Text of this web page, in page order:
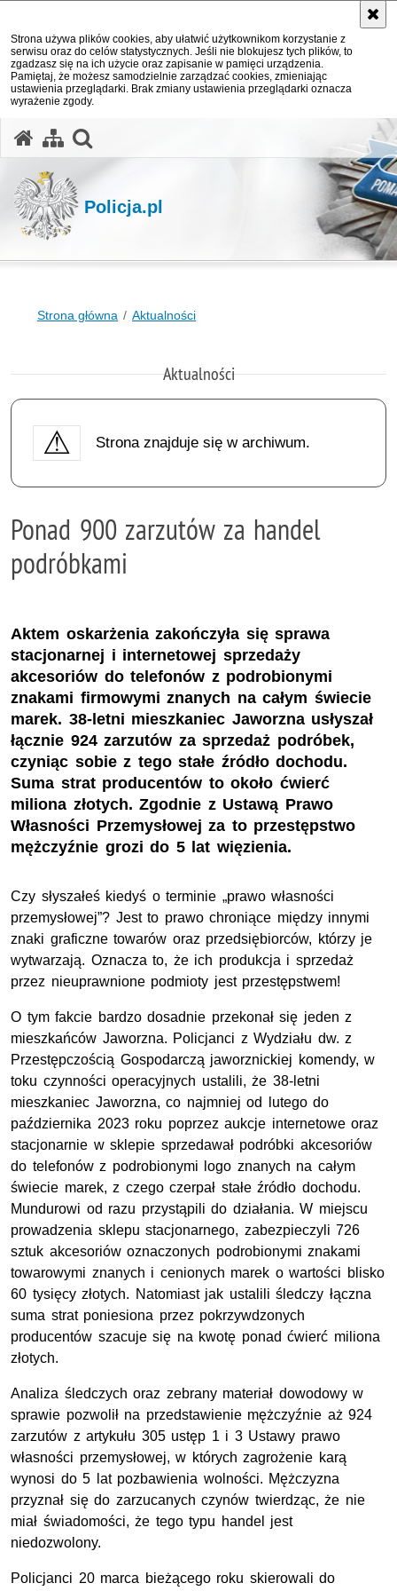
Strona używa plików cookies, aby ułatwić użytkownikom korzystanie z
serwisu oraz do celów statystycznych. Jeśli nie blokujesz tych plików, to
zgadzasz się na ich użycie oraz zapisanie w pamięci urządzenia.
Pamiętaj, że możesz samodzielnie zarządzać cookies, zmieniając
ustawienia przeglądarki. Brak zmiany ustawienia przeglądarki oznacza
wyrażenie zgody.
Policja.pl
Strona główna Aktualności
Aktualności
Strona znajduje się w archiwum.
Ponad 900 zarzutów za handel
podróbkami
Aktem oskarżenia zakończyła się sprawa
stacjonarnej i internetowej sprzedaży
akcesoriów do telefonów z podrobionymi
znakami firmowymi znanych na całym świecie
marek. 38-letni mieszkaniec Jaworzna usłyszał
łącznie 924 zarzutów za sprzedaż podróbek,
czyniąc sobie z tego stałe źródło dochodu.
Suma strat producentów to około ćwierć
miliona złotych. Zgodnie z Ustawą Prawo
Własności Przemysłowej za to przestępstwo
mężczyźnie grozi do 5 lat więzienia.
Czy słyszałeś kiedyś o terminie „prawo własności
przemysłowej”? Jest to prawo chroniące między innymi
znaki graficzne towarów oraz przedsiębiorców, którzy je
wytwarzają. Oznacza to, że ich produkcja i sprzedaż
przez nieuprawnione podmioty jest przestępstwem!
O tym fakcie bardzo dosadnie przekonał się jeden z
mieszkańców Jaworzna. Policjanci z Wydziału dw. z
Przestępczością Gospodarczą jaworznickiej komendy, w
toku czynności operacyjnych ustalili, że 38-letni
mieszkaniec Jaworzna, co najmniej od lutego do
października 2023 roku poprzez aukcje internetowe oraz
stacjonarnie w sklepie sprzedawał podróbki akcesoriów
do telefonów z podrobionymi logo znanych na całym
świecie marek, z czego czerpał stałe źródło dochodu.
Mundurowi od razu przystąpili do działania. W miejscu
prowadzenia sklepu stacjonarnego, zabezpieczyli 726
sztuk akcesoriów oznaczonych podrobionymi znakami
towarowymi znanych i cenionych marek o wartości blisko
60 tysięcy złotych. Natomiast jak ustalili śledczy łączna
suma strat poniesiona przez pokrzywdzonych
producentów szacuje się na kwotę ponad ćwierć miliona
złotych.
Analiza śledczych oraz zebrany materiał dowodowy w
sprawie pozwolił na przedstawienie mężczyźnie aż 924
zarzutów z artykułu 305 ustęp 1 i 3 Ustawy prawo
własności przemysłowej, w których zagrożenie karą
wynosi do 5 lat pozbawienia wolności. Mężczyzna
przyznał się do zarzucanych czynów twierdząc, że nie
miał świadomości, że tego typu handel jest
niedozwolony.
Policjanci 20 marca bieżącego roku skierowali do